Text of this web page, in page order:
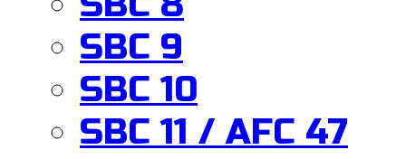
SBC 9
SBC 10
SBC 11 / AFC 47